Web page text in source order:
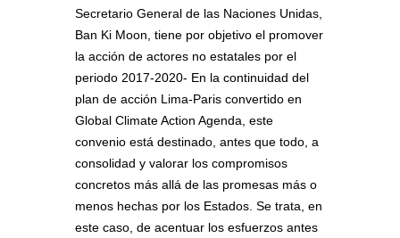
Secretario General de las Naciones Unidas,
Ban Ki Moon, tiene por objetivo el promover
la acción de actores no estatales por el
periodo 2017-2020- En la continuidad del
plan de acción Lima-Paris convertido en
Global Climate Action Agenda, este
convenio está destinado, antes que todo, a
consolidad y valorar los compromisos
concretos más allá de las promesas más o
menos hechas por los Estados. Se trata, en
este caso, de acentuar los esfuerzos antes